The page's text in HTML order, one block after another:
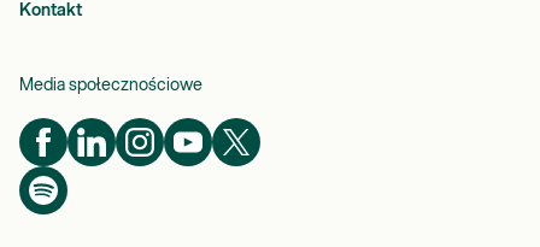
Kontakt
Media społecznościowe